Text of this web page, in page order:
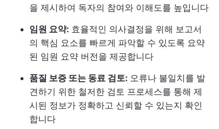
을 제시하여 독자의 참여와 이해도를 높입니다
임원 요약: 효율적인 의사결정을 위해 보고서
의 핵심 요소를 빠르게 파악할 수 있도록 요약
된 임원 요약 버전을 제공합니다
품질 보증 또는 동료 검토: 오류나 불일치를 발
견하기 위한 철저한 검토 프로세스를 통해 제
시된 정보가 정확하고 신뢰할 수 있는지 확인
합니다